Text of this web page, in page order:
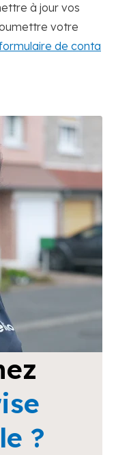
à jour vos
votre
de conta
?